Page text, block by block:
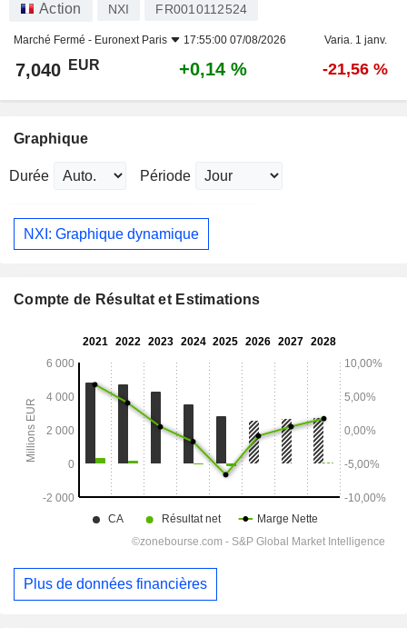
Action NXI FR0010112524
Marché Fermé - Euronext Paris 17:55:00 07/08/2026 Varia. 1 janv.
7,040 EUR +0,14 % -21,56 %
Graphique
Durée Période
NXI: Graphique dynamique
Compte de Résultat et Estimations
Plus de données financières